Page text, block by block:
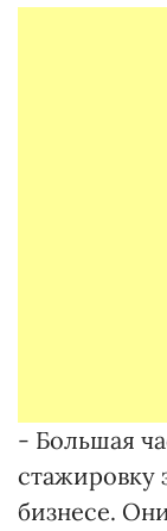
- Большая
стажировку
бизнесе.